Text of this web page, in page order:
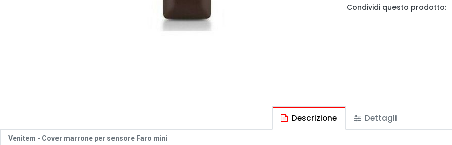
Condividi questo prodotto:
Descrizione Dettagli
Venitem - Cover marrone per sensore Faro mini